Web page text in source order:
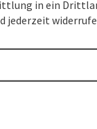
in ein
jederzeit